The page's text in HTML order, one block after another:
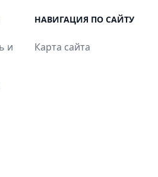
и
НАВИГАЦИЯ ПО САЙТУ
Карта сайта